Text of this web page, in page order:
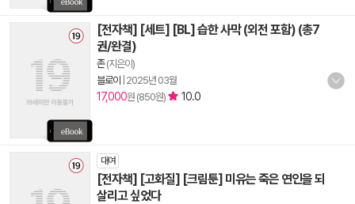
[전자책] [세트] [BL] 습한 사막 (외전 포함) (총7
권/완결)
존(지은이)
블로이
2025년 03월
17,000원 (850원) 10.0
대여
[전자책] [고화질] [크림툰] 미유는 죽은 연인을 되
살리고 싶었다